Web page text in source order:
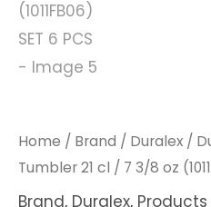
Home / Brand / Duralex /
Tumbler 21 cl / 7 3/8 oz
Brand, Duralex, Products